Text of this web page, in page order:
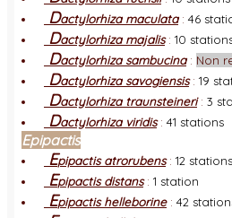
Dactylorhiza maculata: 46
Dactylorhiza majalis: 10
Dactylorhiza sambucina: Non
Dactylorhiza savogiensis: 19
Dactylorhiza traunsteineri: 3
Dactylorhiza viridis: 41 stations
Epipactis
Epipactis atrorubens: 12 stations
Epipactis distans: 1 station
Epipactis helleborine: 42